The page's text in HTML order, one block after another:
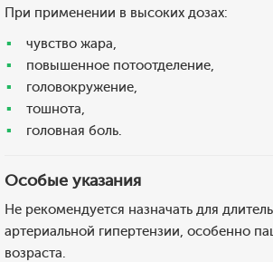
При применении в высоких дозах:
чувство жара,
повышенное потоотделение,
головокружение,
тошнота,
головная боль.
Особые указания
Не рекомендуется назначать для
артериальной гипертензии, особенно
возраста.